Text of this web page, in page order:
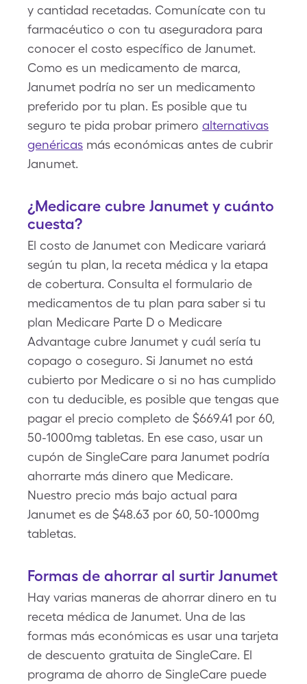
y cantidad recetadas. Comunícate con tu
farmacéutico o con tu aseguradora para
conocer el costo específico de Janumet.
Como es un medicamento de marca,
Janumet podría no ser un medicamento
preferido por tu plan. Es posible que tu
seguro te pida probar primero alternativas
genéricas más económicas antes de cubrir
Janumet.
¿Medicare cubre Janumet y cuánto
cuesta?
El costo de Janumet con Medicare variará
según tu plan, la receta médica y la etapa
de cobertura. Consulta el formulario de
medicamentos de tu plan para saber si tu
plan Medicare Parte D o Medicare
Advantage cubre Janumet y cuál sería tu
copago o coseguro. Si Janumet no está
cubierto por Medicare o si no has cumplido
con tu deducible, es posible que tengas que
pagar el precio completo de $669.41 por 60,
50-1000mg tabletas. En ese caso, usar un
cupón de SingleCare para Janumet podría
ahorrarte más dinero que Medicare.
Nuestro precio más bajo actual para
Janumet es de $48.63 por 60, 50-1000mg
tabletas.
Formas de ahorrar al surtir Janumet
Hay varias maneras de ahorrar dinero en tu
receta médica de Janumet. Una de las
formas más económicas es usar una tarjeta
de descuento gratuita de SingleCare. El
programa de ahorro de SingleCare puede